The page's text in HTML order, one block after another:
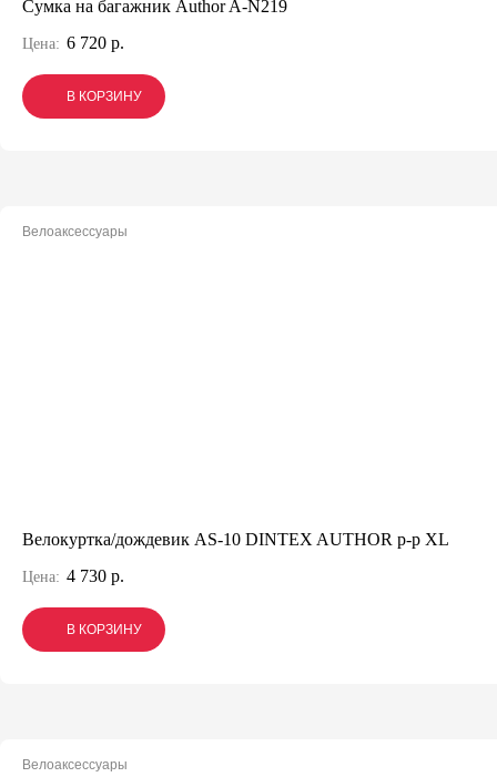
Сумка на багажник Author A-N219
Цена: 6 720 р.
В КОРЗИНУ
В КОРЗИНУ
В КОРЗИНУ
Велоаксессуары
Велокуртка/дождевик AS-10 DINTEX AUTHOR р-р XL
Цена: 4 730 р.
В КОРЗИНУ
В КОРЗИНУ
В КОРЗИНУ
Велоаксессуары